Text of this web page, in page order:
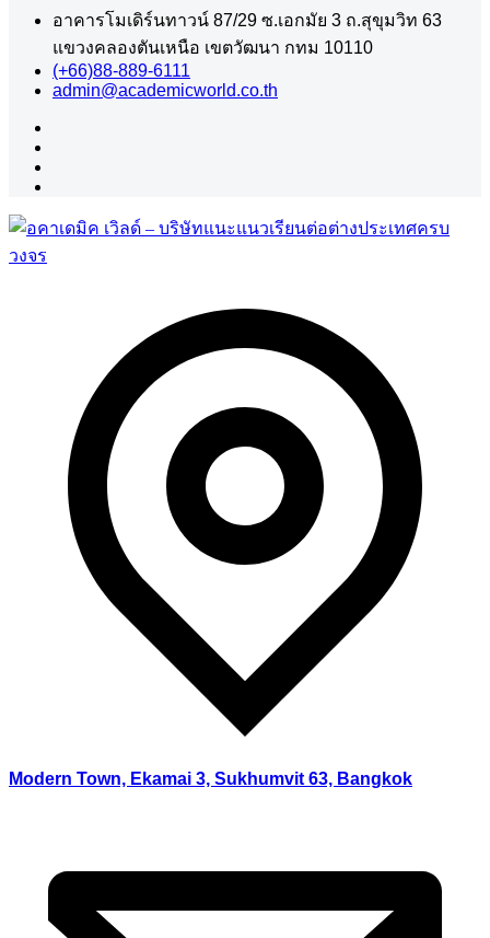
อาคารโมเดิร์นทาวน์ 87/29 ซ.เอกมัย 3 ถ.สุขุมวิท 63
แขวงคลองตันเหนือ เขตวัฒนา กทม 10110
(+66)88-889-6111
admin@academicworld.co.th
Modern Town, Ekamai 3, Sukhumvit 63, Bangkok